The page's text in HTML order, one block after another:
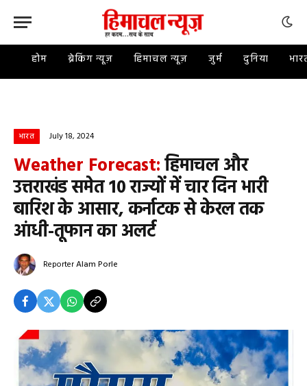
होम ब्रेकिंग न्यूज़ हिमाचल न्यूज़ जुर्म दुनिया
भारत July 18, 2024
Weather Forecast:हिमाचल और
उत्तराखंड समेत 10 राज्यों में चार दिन भारी
बारिश के आसार, कर्नाटक से केरल तक
आंधी-तूफान का अलर्ट
ReporterAlam Porle